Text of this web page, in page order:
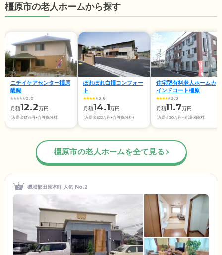
橿原市の老人ホームから探す
ニチイケアセンター橿原
醍醐
0.0
月額12.2万円
(入居金13万円+介護保険料)
ぽれぽれ白橿コンフォー
ト
3.6
月額14.1万円
(入居金522万円+介護保険料)
住宅型有料老人ホームカ
インドコート橿原
3.9
月額11.7万円
(入居金20万円+介護保険料)
橿原市の老人ホームを全て見る
磯城郡田原本町 人気 No.2